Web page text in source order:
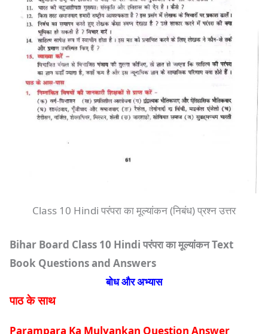
Class 10 Hindi परंपरा का मूल्यांकन (निबंध) प्रश्न उत्तर
Bihar Board Class 10 Hindi परंपरा का मूल्यांकनText
Book Questions and Answers
बोध और अभ्यास
पाठ के साथ
Parampara Ka Mulyankan Question Answer